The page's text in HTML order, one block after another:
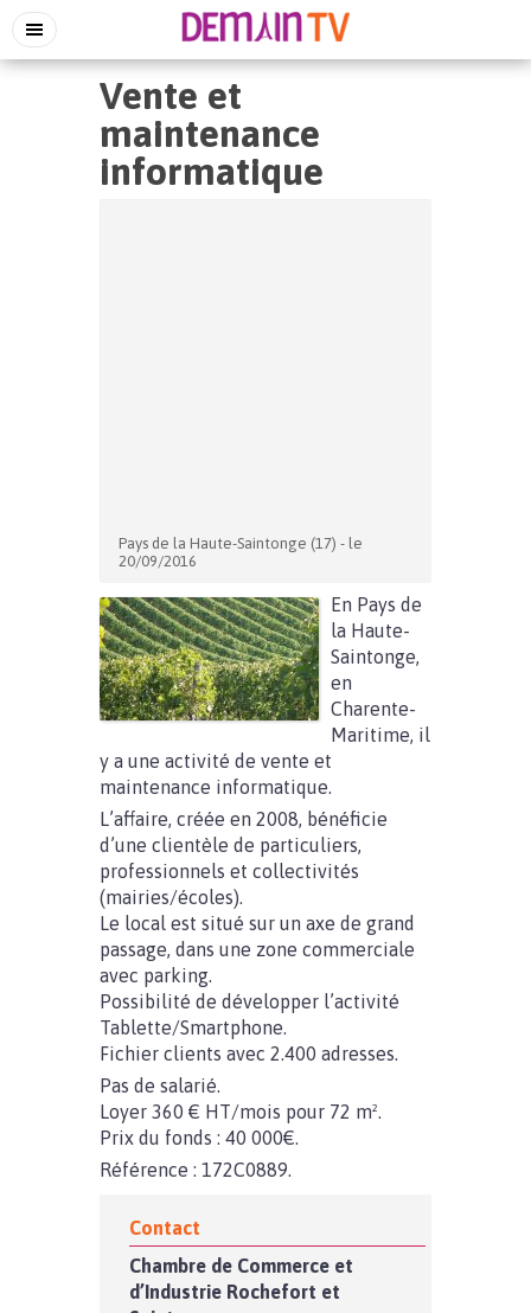
Vente et
maintenance
informatique
Pays de la Haute-Saintonge (17) - le
20/09/2016
En Pays de
la Haute-
Saintonge,
en
Charente-
Maritime, il
y a une activité de vente et
maintenance informatique.
L’affaire, créée en 2008, bénéficie
d’une clientèle de particuliers,
professionnels et collectivités
(mairies/écoles).
Le local est situé sur un axe de grand
passage, dans une zone commerciale
avec parking.
Possibilité de développer l’activité
Tablette/Smartphone.
Fichier clients avec 2.400 adresses.
Pas de salarié.
Loyer 360 € HT/mois pour 72 m².
Prix du fonds : 40 000€.
Référence : 172C0889.
Contact
Chambre de Commerce et
d’Industrie Rochefort et